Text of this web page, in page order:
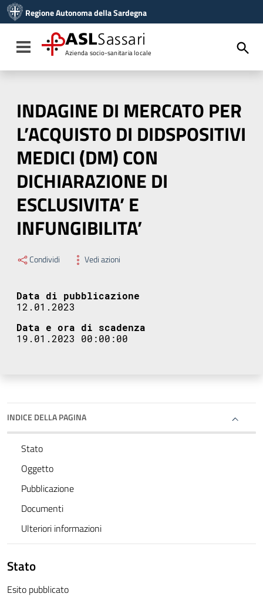
Vai al menu di navigazione
Vai al footer
Regione Autonoma della Sardegna
Toggle navigation
ASLSassari
Azienda socio-sanitaria locale
INDAGINE DI MERCATO PER
L’ACQUISTO DI DIDSPOSITIVI
MEDICI (DM) CON
DICHIARAZIONE DI
ESCLUSIVITA’ E
INFUNGIBILITA’
Condividi Vedi azioni
Data di pubblicazione
12.01.2023
Data e ora di scadenza
19.01.2023 00:00:00
INDICE DELLA PAGINA
Stato
Oggetto
Pubblicazione
Documenti
Ulteriori informazioni
Stato
Esito pubblicato